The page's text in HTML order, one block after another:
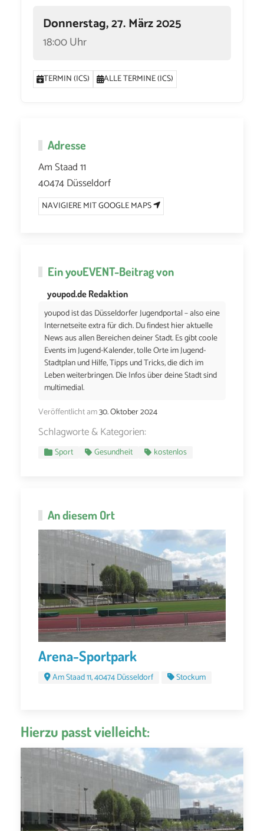
Donnerstag, 27. März 2025
18:00 Uhr
TERMIN (ICS) ALLE TERMINE (ICS)
Adresse
Am Staad 11
40474 Düsseldorf
NAVIGIERE MIT GOOGLE MAPS
EinyouEVENT-Beitrag von
youpod.de Redaktion
youpod ist das Düsseldorfer Jugendportal – also eine
Internetseite extra für dich. Du findest hier aktuelle
News aus allen Bereichen deiner Stadt. Es gibt coole
Events im Jugend-Kalender, tolle Orte im Jugend-
Stadtplan und Hilfe, Tipps und Tricks, die dich im
Leben weiterbringen. Die Infos über deine Stadt sind
multimedial.
Veröffentlicht am30. Oktober 2024
Schlagworte & Kategorien:
Sport Gesundheit kostenlos
An diesem Ort
Arena-Sportpark
Am Staad 11, 40474 Düsseldorf Stockum
Hierzu passt vielleicht: